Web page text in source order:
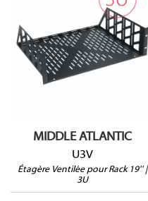
MIDDLE ATLANTIC
U3V
Étagère Ventilée pour Rack 19'' |
3U
3U
Ventilée
HxLxP : 133 x 483 x
390mm